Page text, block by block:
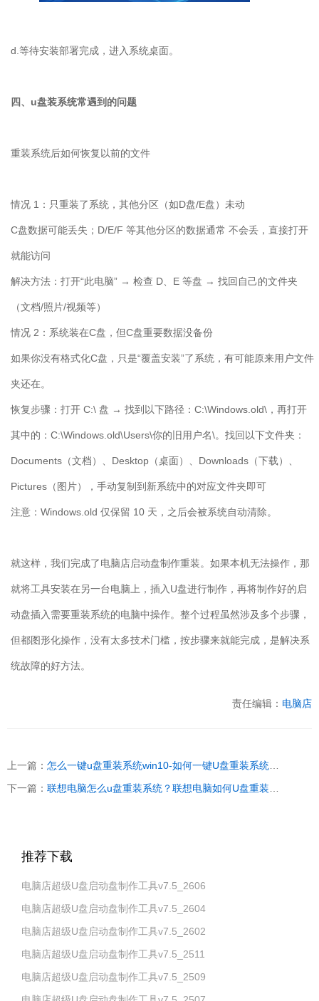
d.等待安装部署完成，进入系统桌面。
四、u盘装系统常遇到的问题
重装系统后如何恢复以前的文件
情况 1 ：只重装了系统，其他分区（如D盘/E盘）未动
C盘数据可能丢失； D/E/F 等其他分区的数据通常 不会丢，直接打开
就能访问
解决方法：打开“此电脑” → 检查 D、 E 等盘 → 找回自己的文件夹
（文档/照片/视频等）
情况 2 ：系统装在C盘，但C盘重要数据没备份
如果你没有格式化C盘，只是“覆盖安装”了系统，有可能原来用户文件
夹还在。
恢复步骤：打开 C:\ 盘 → 找到以下路径： C:\Windows.old\ ，再打开
其中的： C:\Windows.old\Users\你的旧用户名\。找回以下文件夹：
Documents （文档）、 Desktop （桌面）、 Downloads （下载）、
Pictures （图片），手动复制到新系统中的对应文件夹即可
注意： Windows.old 仅保留 10 天，之后会被系统自动清除。
就这样，我们完成了电脑店启动盘制作重装。如果本机无法操作，那
就将工具安装在另一台电脑上，插入U盘进行制作，再将制作好的启
动盘插入需要重装系统的电脑中操作。整个过程虽然涉及多个步骤，
但都图形化操作，没有太多技术门槛，按步骤来就能完成，是解决系
统故障的好方法。
责任编辑： 电脑店
上一篇： 怎么一键u盘重装系统win10-如何一键U盘重装系统win10
下一篇： 联想电脑怎么u盘重装系统？联想电脑如何U盘重装系统
推荐下载
电脑店超级U盘启动盘制作工具v7.5_2606
电脑店超级U盘启动盘制作工具v7.5_2604
电脑店超级U盘启动盘制作工具v7.5_2602
电脑店超级U盘启动盘制作工具v7.5_2511
电脑店超级U盘启动盘制作工具v7.5_2509